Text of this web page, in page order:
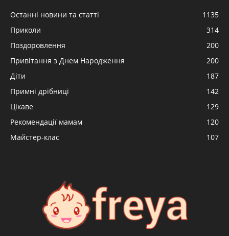
Останні новини та статті
1135
Приколи
314
Поздоровлення
200
Привітання з Днем Народження
200
Діти
187
Примні дрібниці
142
Цікаве
129
Рекомендації мамам
120
Майстер-клас
107